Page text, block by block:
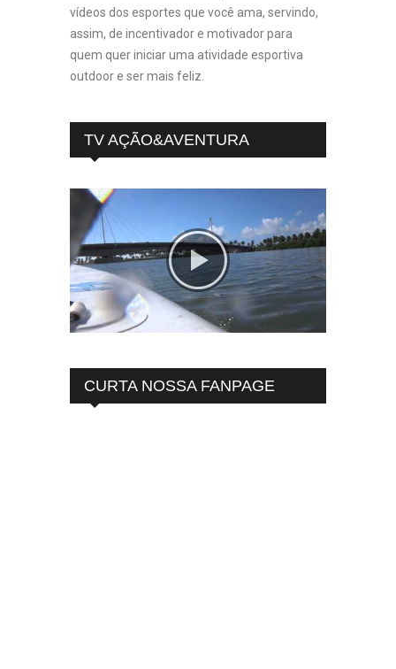
vídeos dos esportes que você ama, servindo,
assim, de incentivador e motivador para
quem quer iniciar uma atividade esportiva
outdoor e ser mais feliz.
TV AÇÃO&AVENTURA
CURTA NOSSA FANPAGE